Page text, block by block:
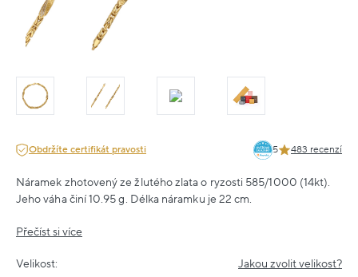
Obdržíte certifikát pravosti 5 483 recenzí
Náramek zhotovený ze žlutého zlata o ryzosti 585/1000 (14kt).
Jeho váha činí 10.95 g. Délka náramku je 22 cm.
Přečíst si více
Velikost: Jakou zvolit velikost?